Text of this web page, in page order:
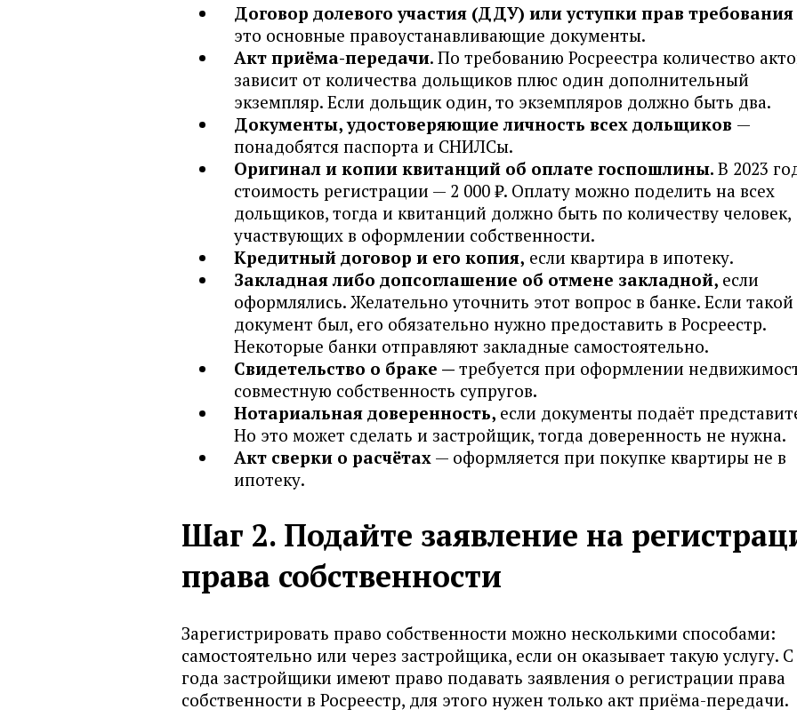
Интерпрогрессбанк
КОШЕЛЕВ-БАНК
Кредит Европа Банк
Левобережный
Металлинвестбанк
Московский Индустриальный банк
Московский кредитный банк (МКБ)
Москоммерцбанк
МТС банк
НОВИКОМБАНК
ПримСоцБанк
Промсвязьбанк (ПСБ)
РНКБ
Ростфинанс банк
Руснарбанк
СДМ-Банк
Севергазбанк (СГБ)
Сургутнефть банк (СНГБ)
ТАТСОЦБАНК
УБРиР
Урал ФД Банк
УРАЛПРОМБАНК
Договор долевого участия (ДДУ) или уступки прав требования
это основные правоустанавливающие документы.
Акт приёма-передачи. По требованию Росреестра количество
зависит от количества дольщиков плюс один дополнительный
экземпляр. Если дольщик один, то экземпляров должно быть два.
Документы, удостоверяющие личность всех дольщиков —
понадобятся паспорта и СНИЛСы.
Оригинал и копии квитанций об оплате госпошлины. В 2023
стоимость регистрации — 2 000 ₽. Оплату можно поделить на всех
дольщиков, тогда и квитанций должно быть по количеству человек,
участвующих в оформлении собственности.
Кредитный договор и его копия, если квартира в ипотеку.
Закладная либо допсоглашение об отмене закладной, если
оформлялись. Желательно уточнить этот вопрос в банке. Если такой
документ был, его обязательно нужно предоставить в Росреестр.
Некоторые банки отправляют закладные самостоятельно.
Свидетельство о браке — требуется при оформлении
совместную собственность супругов.
Нотариальная доверенность, если документы подаёт
Но это может сделать и застройщик, тогда доверенность не нужна.
Акт сверки о расчётах — оформляется при покупке квартиры не в
ипотеку.
Шаг 2. Подайте заявление на
права собственности
Зарегистрировать право собственности можно несколькими способами:
самостоятельно или через застройщика, если он оказывает такую услугу. С
года застройщики имеют право подавать заявления о регистрации права
собственности в Росреестр, для этого нужен только акт приёма-передачи.